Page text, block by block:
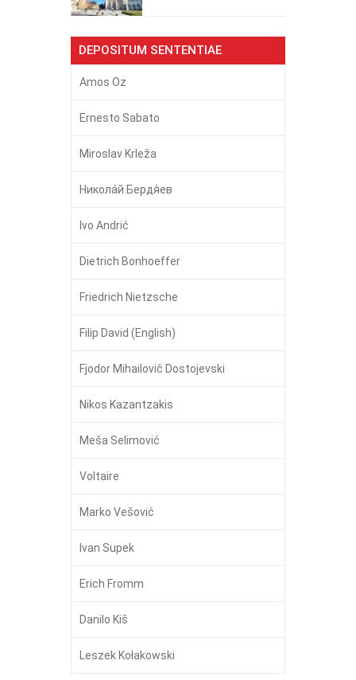
DEPOSITUM SENTENTIAE
Amos Oz
Ernesto Sabato
Miroslav Krleža
Никола́й Бердя́ев
Ivo Andrić
Dietrich Bonhoeffer
Friedrich Nietzsche
Filip David (English)
Fjodor Mihailovič Dostojevski
Nikos Kazantzakis
Meša Selimović
Voltaire
Marko Vešović
Ivan Supek
Erich Fromm
Danilo Kiš
Leszek Kołakowski